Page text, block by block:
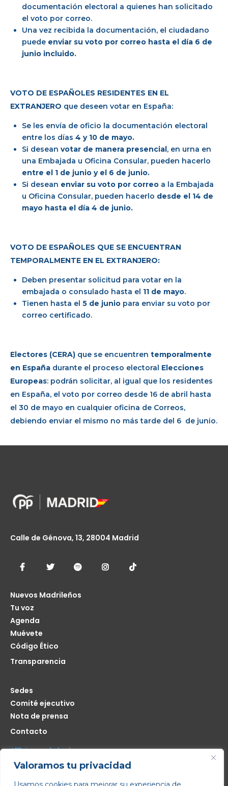
Valoramos tu privacidad
documentación electoral a quienes han solicitado
el voto por correo.
Una vez recibida la documentación, el ciudadano
puede enviar su voto por correo hasta el día 6 de
junio incluido.
VOTO DE ESPAÑOLES RESIDENTES EN EL
EXTRANJERO que deseen votar en España:
Se les envía de oficio la documentación electoral
entre los días4 y 10 de mayo.
Si deseanvotar de manera presencial, en urna en
una Embajada u Oficina Consular, pueden hacerlo
entre el 1 de junio y el 6 de junio.
Si desean enviar su voto por correo a la Embajada
u Oficina Consular, pueden hacerlo desde el 14 de
mayo hasta el día 4 de junio.
VOTO DE ESPAÑOLES QUE SE ENCUENTRAN
TEMPORALMENTE EN EL EXTRANJERO:
Deben presentar solicitud para votar en la
embajada o consulado hasta el 11 de mayo.
Tienen hasta el5 de junio para enviar su voto por
correo certificado.
Electores (CERA) que se encuentren temporalmente
en España durante el proceso electoral Elecciones
Europeas: podrán solicitar, al igual que los residentes
en España, el voto por correo desde 16 de abril hasta
el 30 de mayo en cualquier oficina de Correos,
debiendo enviar el mismo no más tarde del 6 de junio.
Calle de Génova, 13, 28004 Madrid
Nuevos Madrileños
Tu voz
Agenda
Muévete
Código Ético
Transparencia
Sedes
Comité ejecutivo
Nota de prensa
Contacto
Afíliate seas de donde seas
Me interesa